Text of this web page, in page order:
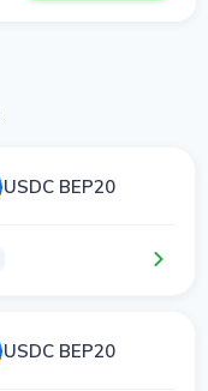
USDC BEP20
USDC BEP20